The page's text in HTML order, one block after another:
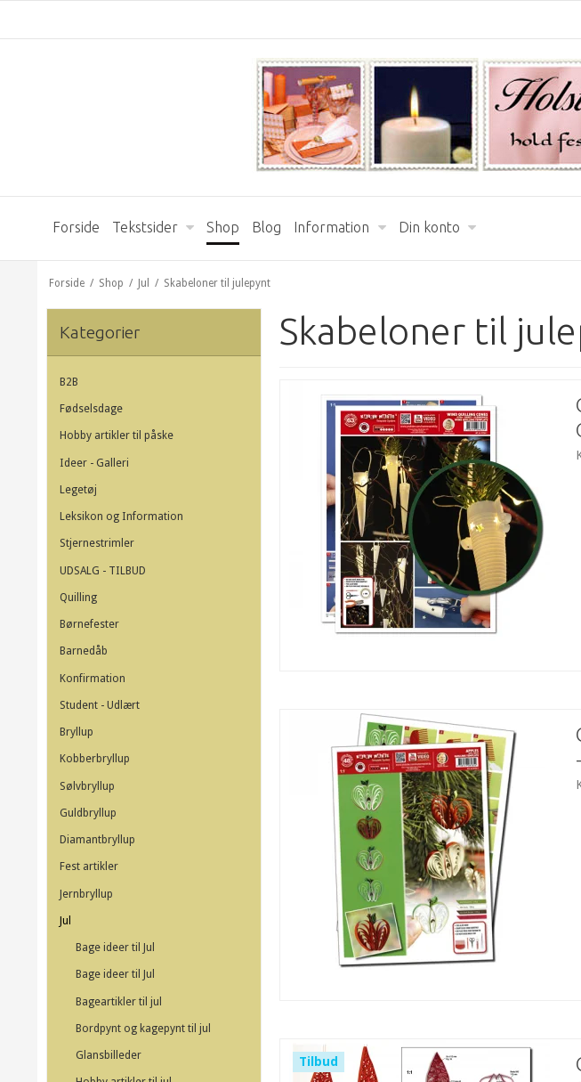
Forside Tekstsider Shop Blog Information Din konto
Forside / Shop / Jul / Skabeloner til julepynt
Kategorier
B2B
Fødselsdage
Hobby artikler til påske
Ideer - Galleri
Legetøj
Leksikon og Information
Stjernestrimler
UDSALG - TILBUD
Quilling
Børnefester
Barnedåb
Konfirmation
Student - Udlært
Bryllup
Kobberbryllup
Sølvbryllup
Guldbryllup
Diamantbryllup
Fest artikler
Jernbryllup
Jul
Bage ideer til Jul
Bage ideer til Jul
Bageartikler til jul
Bordpynt og kagepynt til jul
Glansbilleder
Skabeloner til
Tilbud